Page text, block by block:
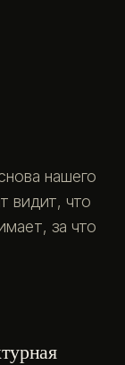
нашего
видит, что
за что